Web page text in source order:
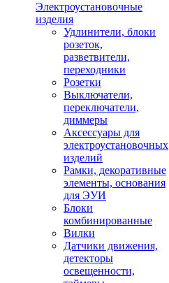
Электроустановочные
изделия
Удлинители, блоки
розеток,
разветвители,
переходники
Розетки
Выключатели,
переключатели,
диммеры
Аксессуары для
электроустановочных
изделий
Рамки, декоративные
элементы, основания
для ЭУИ
Блоки
комбинированные
Вилки
Датчики движения,
детекторы
освещенности,